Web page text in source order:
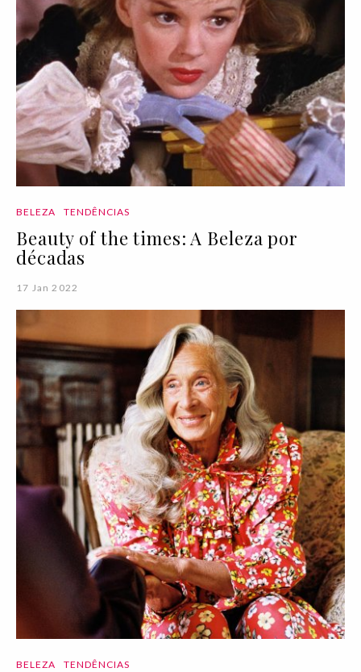
BELEZA TENDÊNCIAS
Beauty of the times: A Beleza por
décadas
17 Jan 2022
BELEZA TENDÊNCIAS